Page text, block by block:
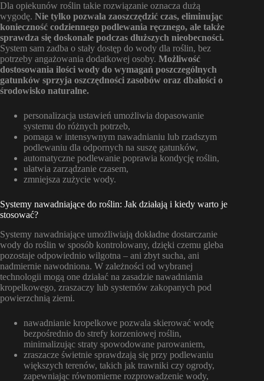
Dla opiekunów roślin takie rozwiązanie oznacza dużą
wygodę. Nie tylko pozwala zaoszczędzić czas, eliminując
konieczność codziennego podlewania ręcznego, ale także
sprawdza się doskonale podczas dłuższych nieobecności.
System sam zadba o stały dostęp do wody dla roślin, bez
potrzeby angażowania dodatkowej osoby. Możliwość
dostosowania ilości wody do wymagań poszczególnych
gatunków sprzyja oszczędności zasobów oraz dbałości o
środowisko naturalne.
personalizacja ustawień umożliwia dopasowanie
systemu do różnych potrzeb,
pomaga w intensywnym nawadnianiu lub rzadszym
podlewaniu dla odpornych na suszę gatunków,
automatyczne podlewanie poprawia kondycję roślin,
ułatwia zarządzanie czasem,
zmniejsza zużycie wody.
Systemy nawadniające do roślin: Jak działają i kiedy warto je
stosować?
Systemy nawadniające umożliwiają dokładne dostarczanie
wody do roślin w sposób kontrolowany, dzięki czemu gleba
pozostaje odpowiednio wilgotna – ani zbyt sucha, ani
nadmiernie nawodniona. W zależności od wybranej
technologii mogą one działać na zasadzie nawadniania
kropelkowego, zraszaczy lub systemów zakopanych pod
powierzchnią ziemi.
nawadnianie kropelkowe pozwala skierować wodę
bezpośrednio do strefy korzeniowej roślin,
minimalizując straty spowodowane parowaniem,
zraszacze świetnie sprawdzają się przy podlewaniu
większych terenów, takich jak trawniki czy ogrody,
zapewniając równomierne rozprowadzenie wody,